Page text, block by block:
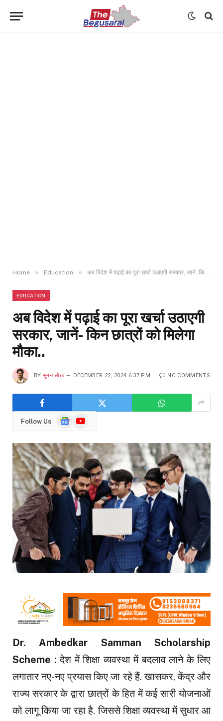
Home » Education » अब विदेश में पढ़ाई का पूरा खर्चा उठाएगी सरकार, जानें- किन छात्रों को मिलेगा मौका..
EDUCATION
अब विदेश में पढ़ाई का पूरा खर्चा उठाएगी
सरकार, जानें- किन छात्रों को मिलेगा
मौका..
BY सुमन सौरब DECEMBER 22, 2024 6:37 PM NO COMMENTS
Follow Us
GoogleYouTube
Dr. Ambedkar Samman Scholarship
Scheme :देश में शिक्षा व्यवस्था में बदलाव लाने के लिए
लगातार नए-नए प्रयास किए जा रहे हैं. खासकर, केंद्र और
राज्य सरकार के द्वारा छात्रों के हित में कई सारी योजनाओं
को लागू किया जा रहा है. जिससे शिक्षा व्यवस्था में सुधार आ